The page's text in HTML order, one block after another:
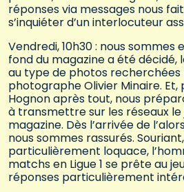
réponses via messages nous
s’inquiéter d’un interlocuteur
Vendredi, 10h30 : nous sommes
fond du magazine a été décidé,
au type de photos
photographe Olivier Minaire. Et,
Hognon après tout, nous
à transmettre sur les réseaux le
magazine. Dès l’arrivée de
nous sommes rassurés.
particulièrement loquace,
matchs en Ligue 1 se prête au
réponses particulièrement